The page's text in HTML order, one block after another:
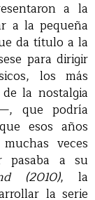
a la
a la pequeña
da título a la
para dirigir
los más
la nostalgia
que podría
esos años
veces
pasaba a su
(2010), la
la serie